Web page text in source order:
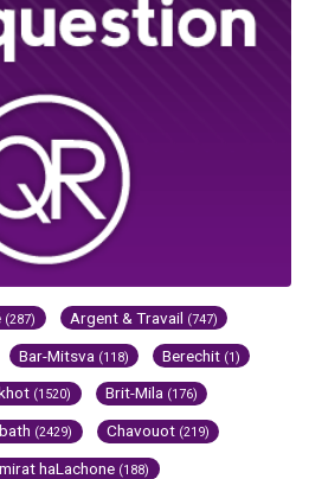
(287) Argent & Travail (747)
Bar-Mitsva (118) Berechit (1)
(1520) Brit-Mila (176)
(2429) Chavouot (219)
haLachone (188)